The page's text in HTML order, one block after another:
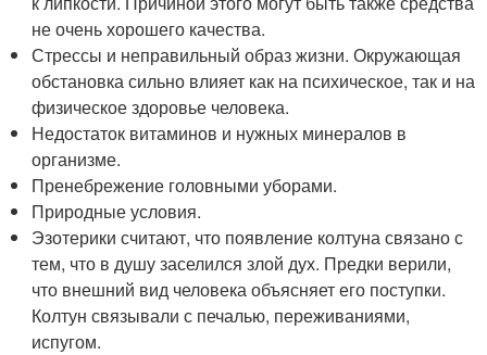
не очень хорошего качества.
Стрессы и неправильный образ жизни. Окружающая
обстановка сильно влияет как на психическое, так и на
физическое здоровье человека.
Недостаток витаминов и нужных минералов в
организме.
Пренебрежение головными уборами.
Природные условия.
Эзотерики считают, что появление колтуна связано с
тем, что в душу заселился злой дух. Предки верили,
что внешний вид человека объясняет его поступки.
Колтун связывали с печалью, переживаниями,
испугом.